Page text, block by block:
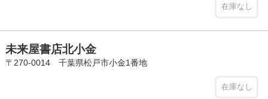
在庫なし
未来屋書店北小金
〒270-0014 千葉県松戸市小金1番地
在庫なし